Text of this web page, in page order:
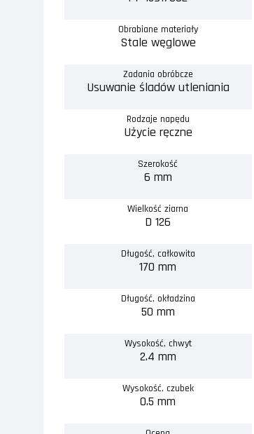
Obrabiane materiały
Stale węglowe
Zadania obróbcze
Usuwanie śladów utleniania
Rodzaje napędu
Użycie ręczne
Szerokość
6 mm
Wielkość ziarna
D 126
Długość, całkowita
170 mm
Długość, okładzina
50 mm
Wysokość, chwyt
2.4 mm
Wysokość, czubek
0.5 mm